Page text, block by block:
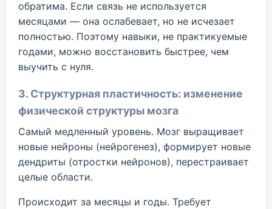
обратима. Если связь не используется
месяцами — она ослабевает, но не исчезает
полностью. Поэтому навыки, не практикуемые
годами, можно восстановить быстрее, чем
выучить с нуля.
3. Структурная пластичность: изменение
физической структуры мозга
Самый медленный уровень. Мозг выращивает
новые нейроны (нейрогенез), формирует новые
дендриты (отростки нейронов), перестраивает
целые области.
Происходит за месяцы и годы. Требует